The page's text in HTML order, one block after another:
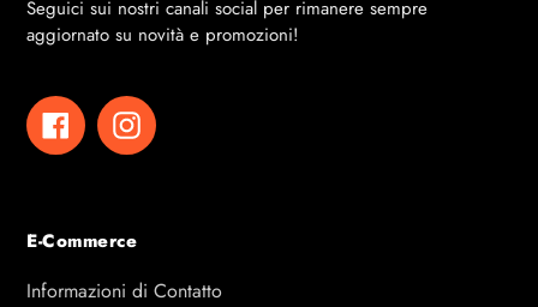
Seguici sui nostri canali social per rimanere sempre
aggiornato su novità e promozioni!
FacebookInstagram
E-Commerce
Informazioni di Contatto